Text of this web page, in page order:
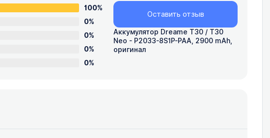
100%
0%
0%
0%
0%
Аккумулятор Dreame T30 / T30
Neo - P2033-8S1P-PAA, 2900 mAh,
оригинал
Оставить отзыв